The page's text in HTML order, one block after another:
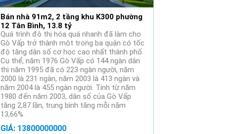
Bán nhà 91m2, 2 tầng khu K300 phường
12 Tân Bình, 13.8 tỷ
Quá trình đô thị hóa quá nhanh đã làm cho
Gò Vấp trở thành một trong ba quận có tốc
độ tăng dân số cơ học cao nhất thành phố.
Cụ thể, năm 1976 Gò Vấp có 144 ngàn dân
thì năm 1995 đã có 223 ngàn người, năm
2000 là 231 ngàn, năm 2003 là 413 ngàn và
năm 2004 là 455 ngàn người. Tính từ năm
1980 đến năm 2003, dân số của Gò Vấp
tăng 2,87 lần, trung bình tăng mỗi năm
13,66%.
GIÁ: 13800000000